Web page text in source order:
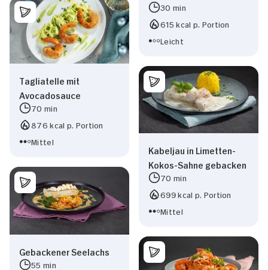
Tagliatelle mit
Avocadosauce
70 min
876 kcal p. Portion
Mittel
Gebackener Seelachs
55 min
30 min
615 kcal p. Portion
Leicht
Kabeljau in Limetten-
Kokos-Sahne gebacken
70 min
699 kcal p. Portion
Mittel